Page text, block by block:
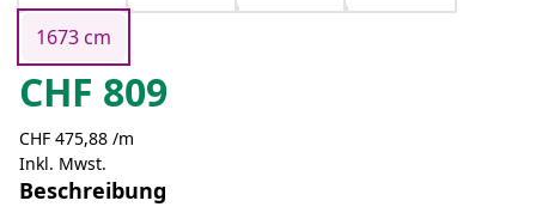
1673 cm
CHF 809
CHF 475,88 /m
Inkl. Mwst.
Beschreibung